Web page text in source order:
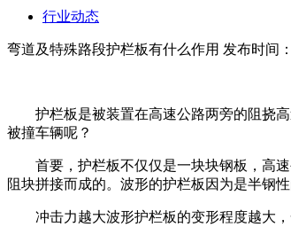
行业动态
弯道及特殊路段护栏板有什么作用 发布时间
护栏板是被装置在高速公路两旁的阻挠
被撞车辆呢？
首要，护栏板不仅仅是一块块钢板，高
阻块拼接而成的。波形的护栏板因为是半钢
冲击力越大波形护栏板的变形程度越大